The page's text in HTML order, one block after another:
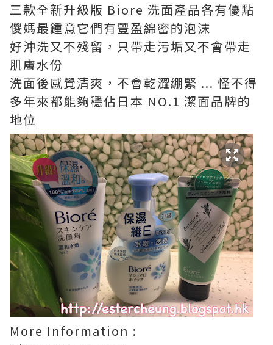
三款全新升級版 Biore 洗面產品各有優點
儍媽最鍾意它們有豐盈綿密的泡沫
好沖洗又不殘留，只帶走污垢又不會帶走
肌膚水份
洗面後感覺清爽，不會乾澀綳緊 ... 怪不得
多年來都能夠穩佔日本 NO.1 潔面品牌的
地位
More Information :